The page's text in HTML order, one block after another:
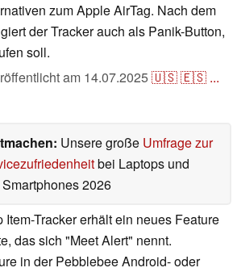
zum Apple AirTag. Nach dem
der Tracker auch als Panik-Button,
soll.
am 14.07.2025🇺🇸🇪🇸 ...
Unsere große Umfrage zur
bei Laptops und
Smartphones 2026
Tracker erhält ein neues Feature
das sich "Meet Alert" nennt.
in der Pebblebee Android- oder